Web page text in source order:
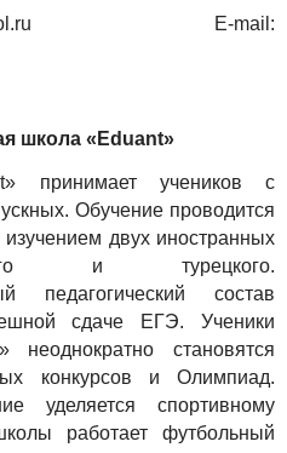
E-mail:
школа «Eduant»
принимает учеников с
Обучение проводится
двух иностранных
и турецкого.
педагогический состав
сдаче ЕГЭ. Ученики
становятся
конкурсов и Олимпиад.
уделяется спортивному
работает футбольный